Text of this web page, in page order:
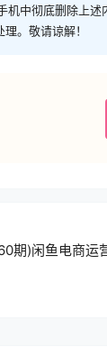
中彻底删除上述
。敬请谅解！
期)闲鱼电商运